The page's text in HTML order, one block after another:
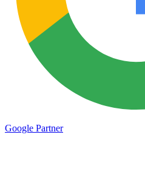
Google Partner